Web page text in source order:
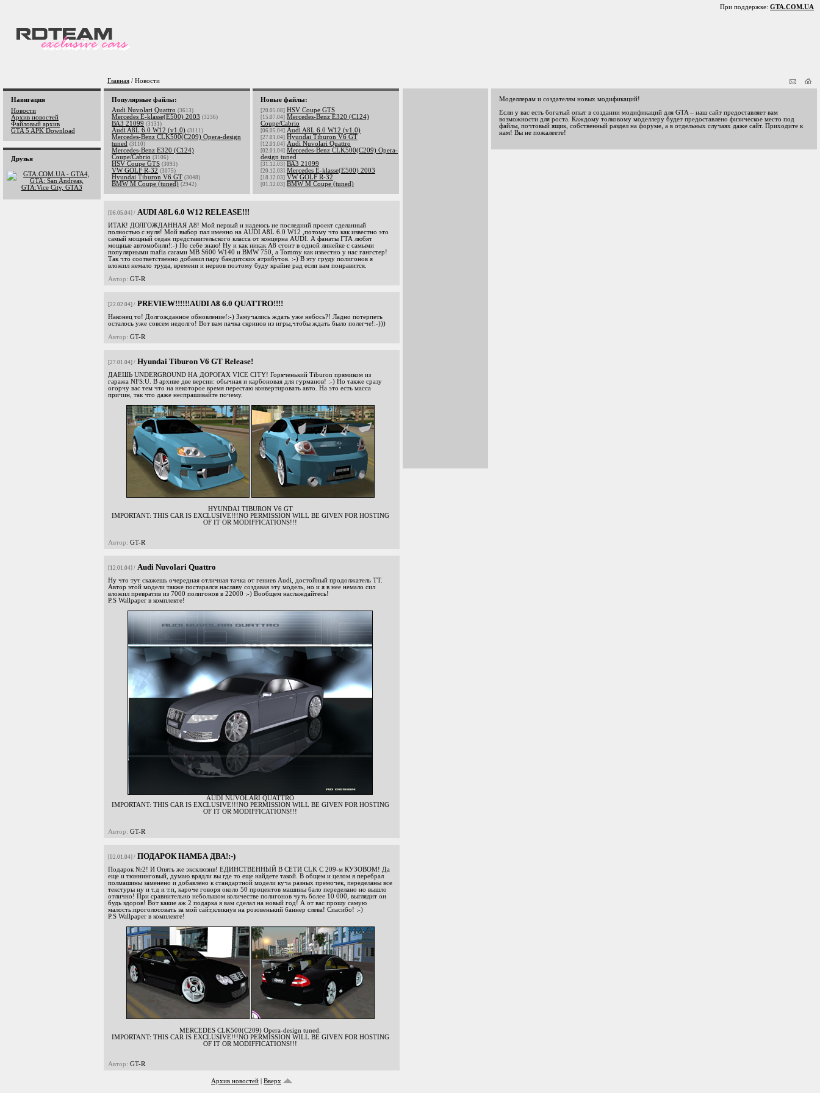
При поддержке: GTA.COM.UA
Главная / Новости
Навигация
Новости
Архив новостей
Файловый архив
GTA 5 APK Download
Друзья
Популярные файлы:
Audi Nuvolari Quattro (3613)
Mercedes E-klasse(E500) 2003 (3236)
ВАЗ 21099 (3131)
Audi A8L 6.0 W12 (v1.0) (3111)
Mercedes-Benz CLK500(C209) Opera-design
tuned (3110)
Mercedes-Benz E320 (C124)
Coupe/Cabrio (3106)
HSV Coupe GTS (3093)
VW GOLF R-32 (3075)
Hyundai Tiburon V6 GT (3048)
BMW M Coupe (tuned) (2942)
Новые файлы:
[20.05.08] HSV Coupe GTS
[15.07.04] Mercedes-Benz E320 (C124)
Coupe/Cabrio
[06.05.04] Audi A8L 6.0 W12 (v1.0)
[27.01.04] Hyundai Tiburon V6 GT
[12.01.04] Audi Nuvolari Quattro
[02.01.04] Mercedes-Benz CLK500(C209) Opera-
design tuned
[31.12.03] ВАЗ 21099
[20.12.03] Mercedes E-klasse(E500) 2003
[18.12.03] VW GOLF R-32
[01.12.03] BMW M Coupe (tuned)
[06.05.04] / AUDI A8L 6.0 W12 RELEASE!!!
ИТАК! ДОЛГОЖДАННАЯ А8! Мой первый и надеюсь не последний проект сделанный
полностью с нуля! Мой выбор пал именно на AUDI A8L 6.0 W12 ,потому что как известно это
самый мощный седан представительского класса от концерна AUDI. А фанаты ГТА любят
мощные автомобили!:-) По себе знаю! Ну и как никак А8 стоит в одной линейке с самыми
популярными mafia carами MB S600 W140 и BMW 750, а Tommy как известно у нас гангстер!
Так что соответственно добавил пару бандитских атрибутов. :-) В эту груду полигонов я
вложил немало труда, времени и нервов поэтому буду крайне рад если вам понравится.
Автор: GT-R
[22.02.04] / PREVIEW!!!!!!AUDI A8 6.0 QUATTRO!!!!
Наконец то! Долгожданное обновление!:-) Замучались ждать уже небось?! Ладно потерпеть
осталось уже совсем недолго! Вот вам пачка скринов из игры,чтобы ждать было полегче!:-)))
Автор: GT-R
[27.01.04] / Hyundai Tiburon V6 GT Release!
ДАЕШЬ UNDERGROUND НА ДОРОГАХ VICE CITY! Горяченький Tiburon прямиком из
гаража NFS:U. В архиве две версии: обычная и карбоновая для гурманов! :-) Но также сразу
огорчу вас тем что на некоторое время перестаю конвертировать авто. На это есть масса
причин, так что даже неспрашивайте почему.
HYUNDAI TIBURON V6 GT
IMPORTANT: THIS CAR IS EXCLUSIVE!!!NO PERMISSION WILL BE GIVEN FOR HOSTING
OF IT OR MODIFFICATIONS!!!
Автор: GT-R
[12.01.04] / Audi Nuvolari Quattro
Ну что тут скажешь очередная отличная тачка от гениев Audi, достойный продолжатель ТТ.
Автор этой модели также постарался наславу создавая эту модель, но и я в нее немало сил
вложил превратив из 7000 полигонов в 22000 :-) Вообщем наслаждайтесь!
P.S Wallpaper в комплекте!
AUDI NUVOLARI QUATTRO
IMPORTANT: THIS CAR IS EXCLUSIVE!!!NO PERMISSION WILL BE GIVEN FOR HOSTING
OF IT OR MODIFFICATIONS!!!
Автор: GT-R
[02.01.04] / ПОДАРОК НАМБА ДВА!:-)
Подарок №2! И Опять же эксклюзив! ЕДИНСТВЕННЫЙ В СЕТИ CLK С 209-м КУЗОВОМ! Да
еще и тюннинговый, думаю врядли вы где то еще найдете такой. В общем и целом я перебрал
полмашины заменено и добавлено к стандартной модели куча разных премочек, переделаны все
текстуры ну и т.д и т.п, кароче говоря около 50 процентов машины бало переделано но вышло
отлично! При сравнительно небольшом количестве полигонов чуть более 10 000, выглядит он
будь здоров! Вот какие аж 2 подарка я вам сделал на новый год! А от вас прошу самую
малость:проголосовать за мой сайт,кликнув на розовенький баннер слева! Спасибо! :-)
P.S Wallpaper в комплекте!
MERCEDES CLK500(C209) Opera-design tuned.
IMPORTANT: THIS CAR IS EXCLUSIVE!!!NO PERMISSION WILL BE GIVEN FOR HOSTING
OF IT OR MODIFFICATIONS!!!
Автор: GT-R
Архив новостей Вверх
Моделлерам и создателям новых модификаций!
Если у вас есть богатый опыт в создании модификаций для GTA – наш сайт предоставляет вам
возможности для роста. Каждому толковому моделлеру будет предоставлено физическое место под
файлы, почтовый ящик, собственный раздел на форуме, а в отдельных случаях даже сайт. Приходите к
нам! Вы не пожалеете!